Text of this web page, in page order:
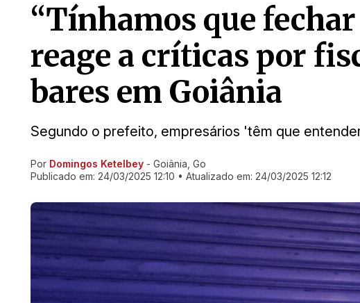
“Tínhamos que
reage a críticas por
bares em Goiânia
Segundo o prefeito, empresários 'têm que
Ir direto pra matéria
Por Domingos Ketelbey - Goiânia, Go
Publicado em: 24/03/2025 12:10 • Atualizado em: 24/03/2025 12:12